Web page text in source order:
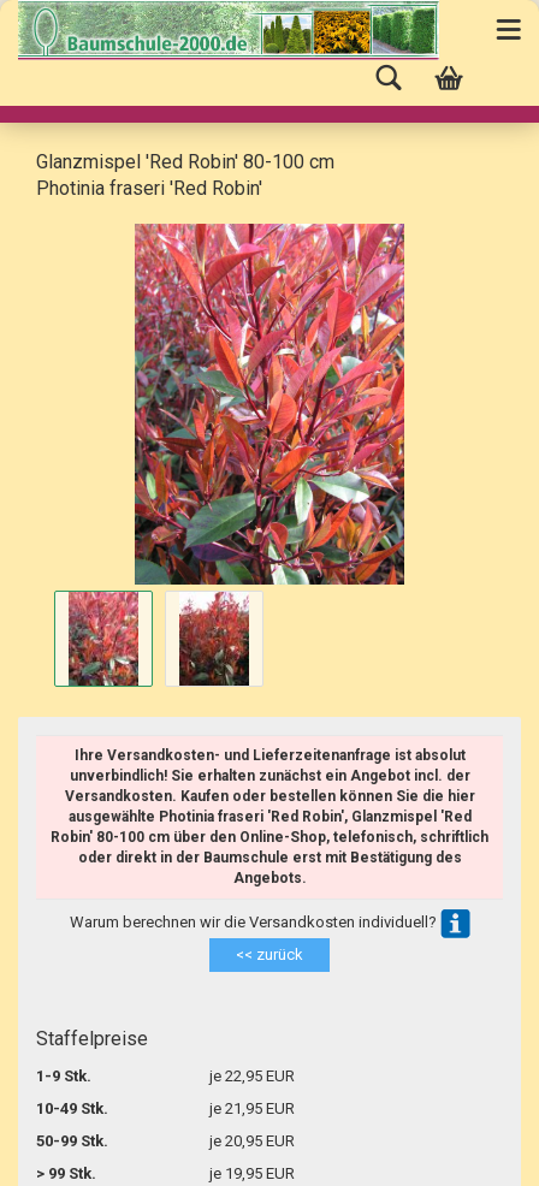
Glanzmispel 'Red Robin' 80-100 cm
Photinia fraseri 'Red Robin'
Ihre Versandkosten- und Lieferzeitenanfrage ist absolut
unverbindlich! Sie erhalten zunächst ein Angebot incl. der
Versandkosten. Kaufen oder bestellen können Sie die hier
ausgewählte Photinia fraseri 'Red Robin', Glanzmispel 'Red
Robin' 80-100 cm über den Online-Shop, telefonisch, schriftlich
oder direkt in der Baumschule erst mit Bestätigung des
Angebots.
Warum berechnen wir die Versandkosten individuell?
<< zurück
Staffelpreise
1-9 Stk.
je 22,95 EUR
10-49 Stk.
je 21,95 EUR
50-99 Stk.
je 20,95 EUR
> 99 Stk.
je 19,95 EUR